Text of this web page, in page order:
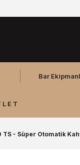
Bar
L E T
TS - Süper Otomatik